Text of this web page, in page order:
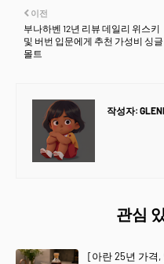
이전
부나하벤 12년 리뷰 데일리 위스키
및 버번 입문에게 추천 가성비 싱글
몰트
작성자:
관심
[아란 25년 가격,